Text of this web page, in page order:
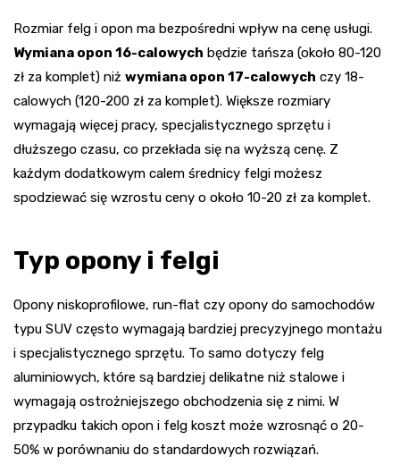
Rozmiar felg i opon ma bezpośredni wpływ na cenę usługi.
Wymiana opon 16-calowych będzie tańsza (około 80-120
zł za komplet) niż wymiana opon 17-calowych czy 18-
calowych (120-200 zł za komplet). Większe rozmiary
wymagają więcej pracy, specjalistycznego sprzętu i
dłuższego czasu, co przekłada się na wyższą cenę. Z
każdym dodatkowym calem średnicy felgi możesz
spodziewać się wzrostu ceny o około 10-20 zł za komplet.
Typ opony i felgi
Opony niskoprofilowe, run-flat czy opony do samochodów
typu SUV często wymagają bardziej precyzyjnego montażu
i specjalistycznego sprzętu. To samo dotyczy felg
aluminiowych, które są bardziej delikatne niż stalowe i
wymagają ostrożniejszego obchodzenia się z nimi. W
przypadku takich opon i felg koszt może wzrosnąć o 20-
50% w porównaniu do standardowych rozwiązań.